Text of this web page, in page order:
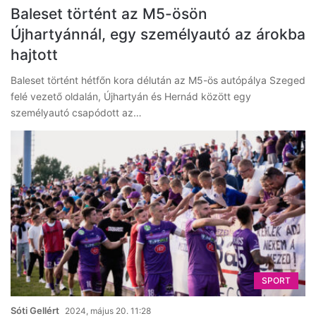
Baleset történt az M5-ösön
Újhartyánnál, egy személyautó az árokba
hajtott
Baleset történt hétfőn kora délután az M5-ös autópálya Szeged
felé vezető oldalán, Újhartyán és Hernád között egy
személyautó csapódott az…
SPORT
Sóti Gellért 2024, május 20. 11:28